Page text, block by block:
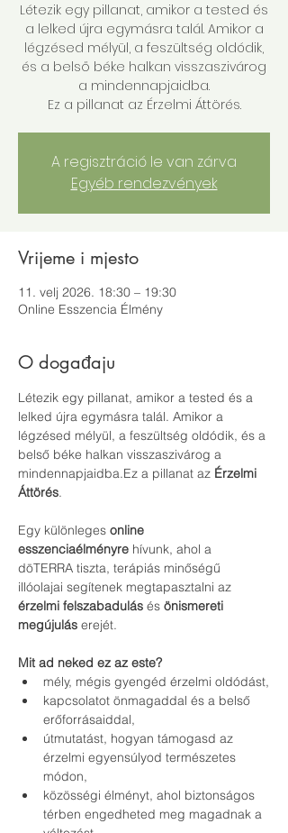
Létezik egy pillanat, amikor a tested és
a lelked újra egymásra talál. Amikor a
légzésed mélyül, a feszültség oldódik,
és a belső béke halkan visszaszivárog
a mindennapjaidba.
Ez a pillanat az Érzelmi Áttörés.
A regisztráció le van zárva
Egyéb rendezvények
Vrijeme i mjesto
11. velj 2026. 18:30 – 19:30
Online Esszencia Élmény
O događaju
Létezik egy pillanat, amikor a tested és a
lelked újra egymásra talál. Amikor a
légzésed mélyül, a feszültség oldódik, és a
belső béke halkan visszaszivárog a
mindennapjaidba.Ez a pillanat az Érzelmi
Áttörés.
Egy különleges online
esszenciaélményre hívunk, ahol a
dōTERRA tiszta, terápiás minőségű
illóolajai segítenek megtapasztalni az
érzelmi felszabadulás és önismereti
megújulás erejét.
Mit ad neked ez az este?
mély, mégis gyengéd érzelmi oldódást,
kapcsolatot önmagaddal és a belső
erőforrásaiddal,
útmutatást, hogyan támogasd az
érzelmi egyensúlyod természetes
módon,
közösségi élményt, ahol biztonságos
térben engedheted meg magadnak a